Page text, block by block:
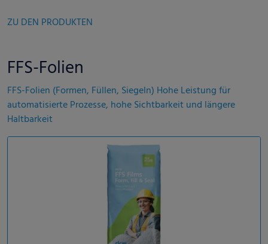
ZU DEN PRODUKTEN
FFS-Folien
FFS-Folien (Formen, Füllen, Siegeln) Hohe Leistung für
automatisierte Prozesse, hohe Sichtbarkeit und längere
Haltbarkeit